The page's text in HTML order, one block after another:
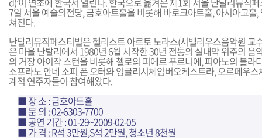
7일 서울 예술의전당, 금호아트홀을 비롯해 바로크아트홀, 아시아고홀
쳐진다.
난탈리뮤직페스티벌은 첼리스트 아르토 노라스(시벨리우스음악원 교
은 마을 난탈리에서 1980년 6월 시작한 30년 전통의 실내악 위주의 음
의 거장 아이작 스턴을 비롯해 첼로의 피에르 푸르니에, 피아노의 블라
소프라노 안네 소피 폰 오터와 잉글리시체임버오케스트라, 오르페우
계적 연주자들이 참여해왔다.
■ 장 소 : 금호아트홀
■ 문 의 : 02-6303-7700
■ 공연 기간 : 01-29~2009-02-05
■ 가 격 : R석 3만원,S석 2만원, 청소년 8천원